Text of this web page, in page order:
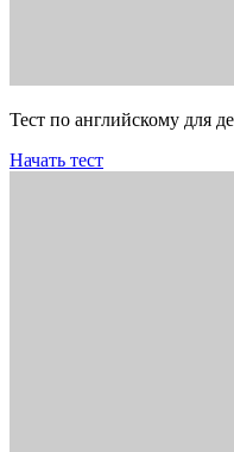
Тест по английскому для
Начать тест